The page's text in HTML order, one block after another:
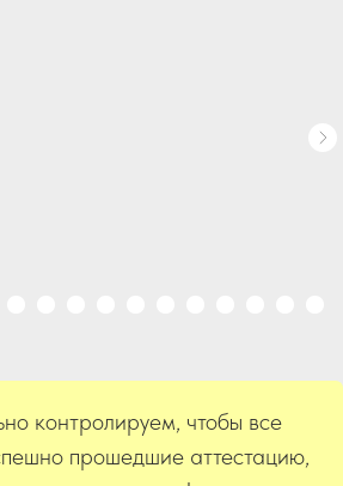
контролируем, чтобы все
прошедшие аттестацию,